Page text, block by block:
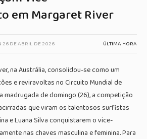
em Margaret River
26 DE ABRIL DE 2026 ÚLTIMA HORA
na Austrália, consolidou-se como um
e reviravoltas no Circuito Mundial de
madrugada de domingo (26), a competição
que viram os talentosos surfistas
e Luana Silva conquistarem o vice-
nas chaves masculina e feminina. Para